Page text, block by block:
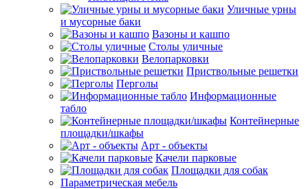
Уличные урны
и мусорные баки
Вазоны и кашпо
Столы уличные
Велопарковки
Приствольные решетки
Перголы
Информационные
табло
Контейнерные
площадки/шкафы
Арт - объекты
Качели парковые
Площадки для собак
Параметрическая мебель